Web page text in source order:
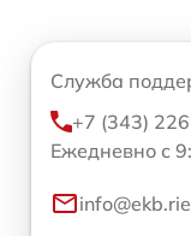
Служба
+7 (343)
Ежедневно с